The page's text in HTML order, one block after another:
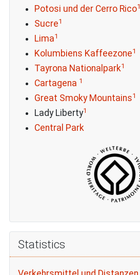
Potosi und der Cerro Rico1
Sucre1
Lima1
Kolumbiens Kaffeezone1
Tayrona Nationalpark1
Cartagena 1
Great Smoky Mountains1
Lady Liberty1
Central Park
Statistics